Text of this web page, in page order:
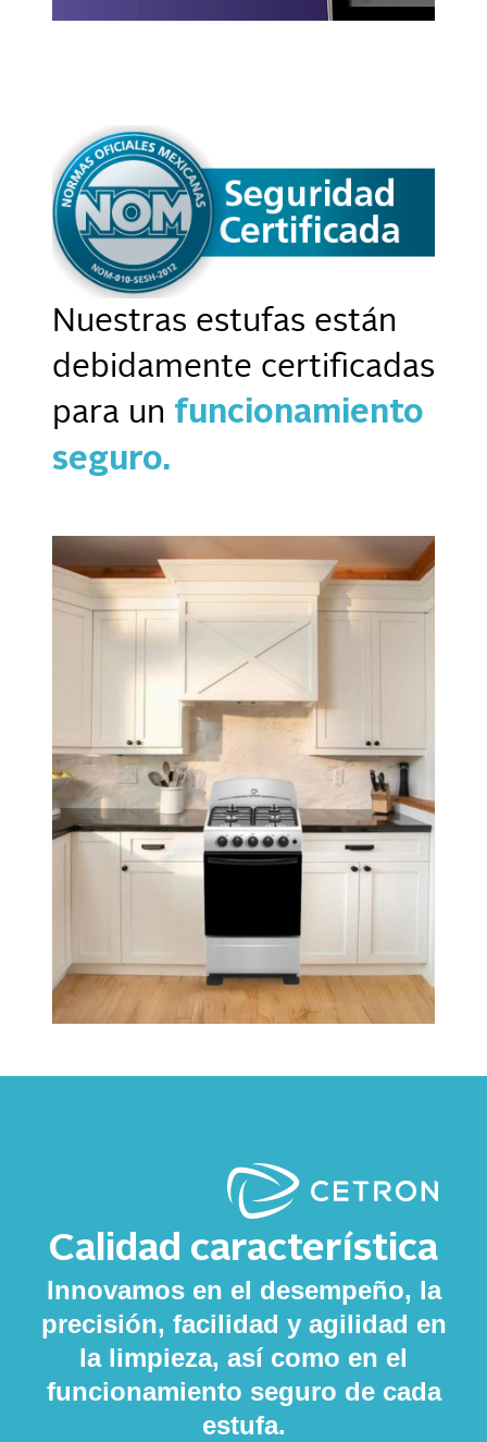
Nuestras estufas están
debidamente certificadas
para un funcionamiento
seguro.
Calidad característica
Innovamos en el desempeño, la
precisión, facilidad y agilidad en
la limpieza, así como en el
funcionamiento seguro de cada
estufa.